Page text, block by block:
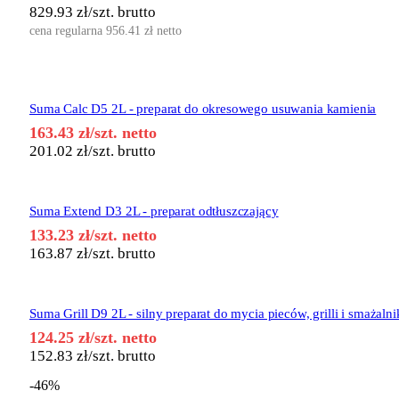
829.93 zł/szt. brutto
cena regularna 956.41 zł netto
Suma Calc D5 2L - preparat do okresowego usuwania kamienia
163.43 zł/szt. netto
201.02 zł/szt. brutto
Suma Extend D3 2L - preparat odtłuszczający
133.23 zł/szt. netto
163.87 zł/szt. brutto
Suma Grill D9 2L - silny preparat do mycia pieców, grilli i
124.25 zł/szt. netto
152.83 zł/szt. brutto
-46%